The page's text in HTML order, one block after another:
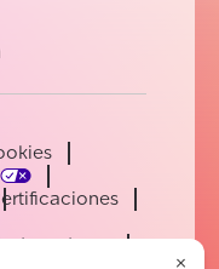
moderna